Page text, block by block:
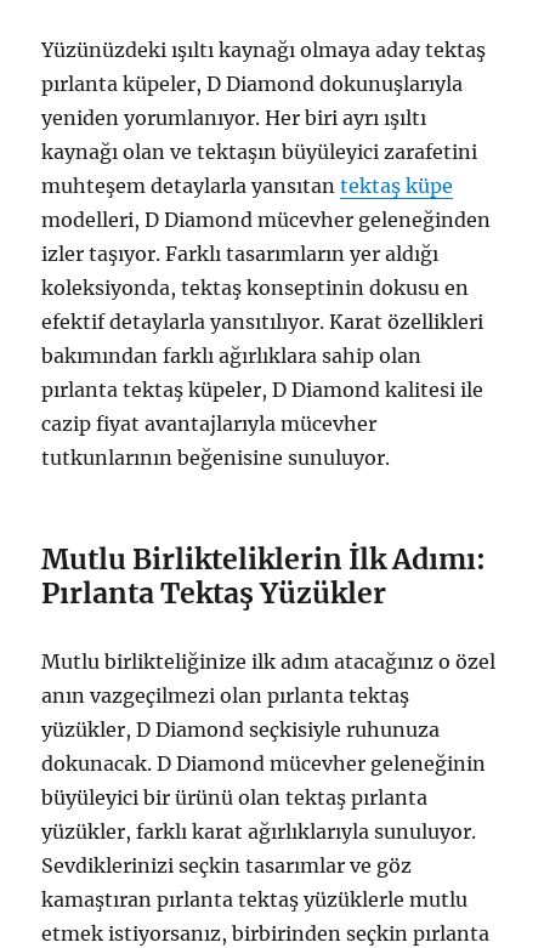
Yüzünüzdeki ışıltı kaynağı olmaya aday tektaş
pırlanta küpeler, D Diamond dokunuşlarıyla
yeniden yorumlanıyor. Her biri ayrı ışıltı
kaynağı olan ve tektaşın büyüleyici zarafetini
muhteşem detaylarla yansıtantektaş küpe
modelleri, D Diamond mücevher geleneğinden
izler taşıyor. Farklı tasarımların yer aldığı
koleksiyonda, tektaş konseptinin dokusu en
efektif detaylarla yansıtılıyor. Karat özellikleri
bakımından farklı ağırlıklara sahip olan
pırlanta tektaş küpeler, D Diamond kalitesi ile
cazip fiyat avantajlarıyla mücevher
tutkunlarının beğenisine sunuluyor.
Mutlu Birlikteliklerin İlk Adımı:
Pırlanta Tektaş Yüzükler
Mutlu birlikteliğinize ilk adım atacağınız o özel
anın vazgeçilmezi olan pırlanta tektaş
yüzükler, D Diamond seçkisiyle ruhunuza
dokunacak. D Diamond mücevher geleneğinin
büyüleyici bir ürünü olan tektaş pırlanta
yüzükler, farklı karat ağırlıklarıyla sunuluyor.
Sevdiklerinizi seçkin tasarımlar ve göz
kamaştıran pırlanta tektaş yüzüklerle mutlu
etmek istiyorsanız, birbirinden seçkin pırlanta